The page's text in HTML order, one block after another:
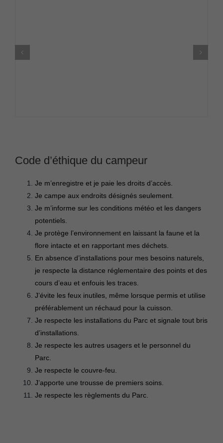
Code d’éthique du campeur
Je m’enregistre et je paie les droits d’accès.
Je campe aux endroits désignés seulement.
Je m’informe sur les conditions météo et les dangers
potentiels.
Je protège l’environnement en laissant la faune et la
flore intacte et en rapportant mes déchets.
En absence d’installations pour mes besoins naturels,
je respecte la distance réglementaire des points et des
cours d’eau et enfouis les traces.
J’évite les feux inutiles, même lorsque permis et utilise
préférablement un réchaud pour la cuisson.
Je respecte les installations du Parc et signale tout bris
d’installations.
Je respecte les autres usagers et le personnel du
Parc.
Je respecte le couvre-feu.
J’apporte une trousse de premiers soins.
Je respecte les règlements du Parc.